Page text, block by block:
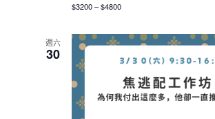
$3200 – $4800
週六
30